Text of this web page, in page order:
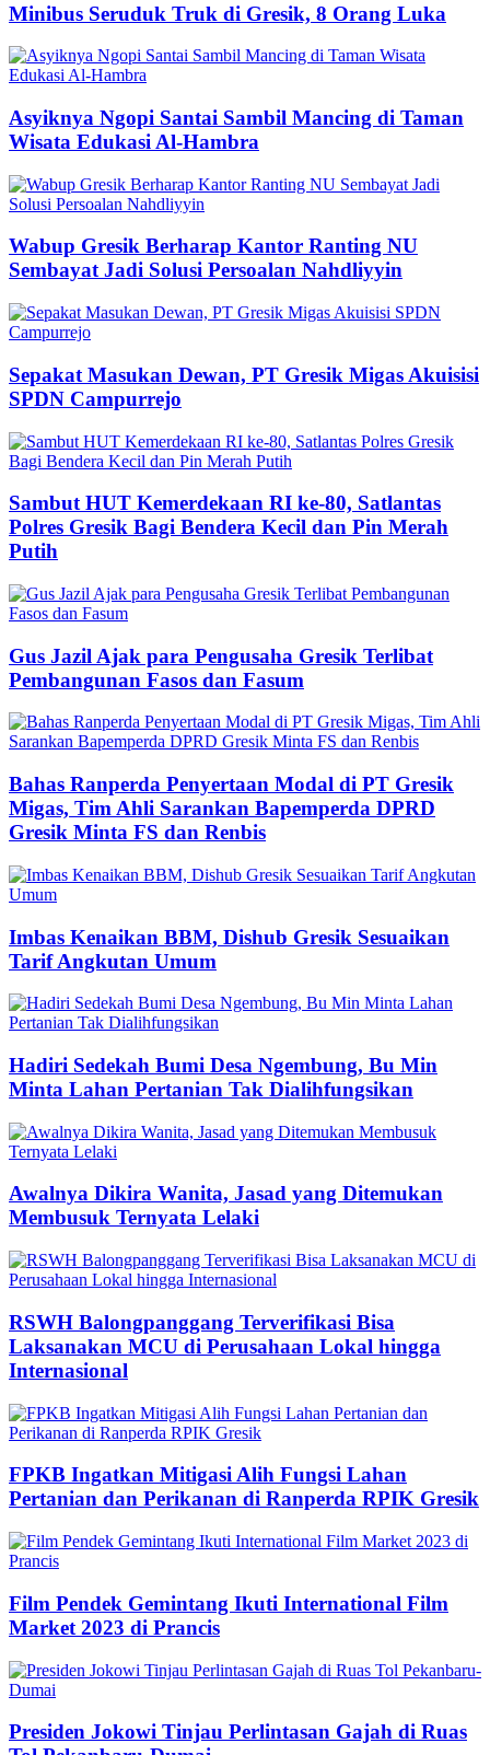
Minibus Seruduk Truk di Gresik, 8 Orang Luka
Asyiknya Ngopi Santai Sambil Mancing di Taman
Wisata Edukasi Al-Hambra
Wabup Gresik Berharap Kantor Ranting NU
Sembayat Jadi Solusi Persoalan Nahdliyyin
Sepakat Masukan Dewan, PT Gresik Migas Akuisisi
SPDN Campurrejo
Sambut HUT Kemerdekaan RI ke-80, Satlantas
Polres Gresik Bagi Bendera Kecil dan Pin Merah
Putih
Gus Jazil Ajak para Pengusaha Gresik Terlibat
Pembangunan Fasos dan Fasum
Bahas Ranperda Penyertaan Modal di PT Gresik
Migas, Tim Ahli Sarankan Bapemperda DPRD
Gresik Minta FS dan Renbis
Imbas Kenaikan BBM, Dishub Gresik Sesuaikan
Tarif Angkutan Umum
Hadiri Sedekah Bumi Desa Ngembung, Bu Min
Minta Lahan Pertanian Tak Dialihfungsikan
Awalnya Dikira Wanita, Jasad yang Ditemukan
Membusuk Ternyata Lelaki
RSWH Balongpanggang Terverifikasi Bisa
Laksanakan MCU di Perusahaan Lokal hingga
Internasional
FPKB Ingatkan Mitigasi Alih Fungsi Lahan
Pertanian dan Perikanan di Ranperda RPIK Gresik
Film Pendek Gemintang Ikuti International Film
Market 2023 di Prancis
Presiden Jokowi Tinjau Perlintasan Gajah di Ruas